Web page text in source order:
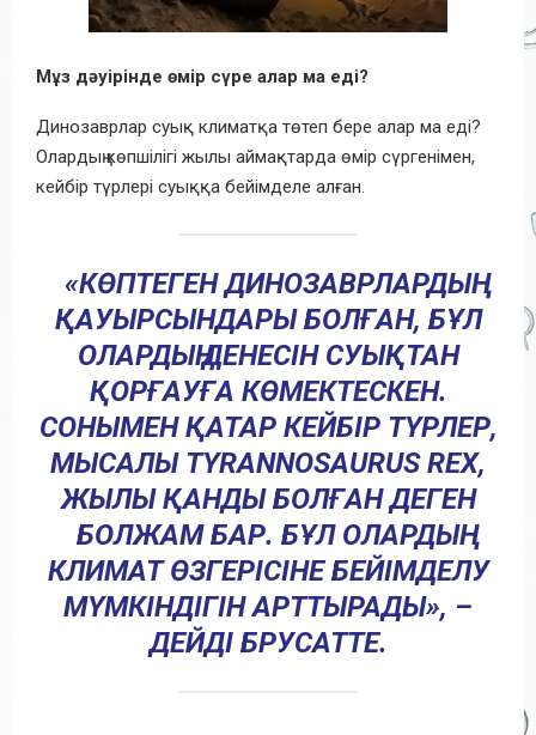
Мұз дәуірінде өмір сүре алар ма еді?
Динозаврлар суық климатқа төтеп бере алар ма еді?
Олардың көпшілігі жылы аймақтарда өмір сүргенімен,
кейбір түрлері суыққа бейімделе алған.
«КӨПТЕГЕН ДИНОЗАВРЛАРДЫҢ
ҚАУЫРСЫНДАРЫ БОЛҒАН, БҰЛ
ОЛАРДЫҢ ДЕНЕСІН СУЫҚТАН
ҚОРҒАУҒА КӨМЕКТЕСКЕН.
СОНЫМЕН ҚАТАР КЕЙБІР ТҮРЛЕР,
МЫСАЛЫ TYRANNOSAURUS REX,
ЖЫЛЫ ҚАНДЫ БОЛҒАН ДЕГЕН
БОЛЖАМ БАР. БҰЛ ОЛАРДЫҢ
КЛИМАТ ӨЗГЕРІСІНЕ БЕЙІМДЕЛУ
МҮМКІНДІГІН АРТТЫРАДЫ», –
ДЕЙДІ БРУСАТТЕ.